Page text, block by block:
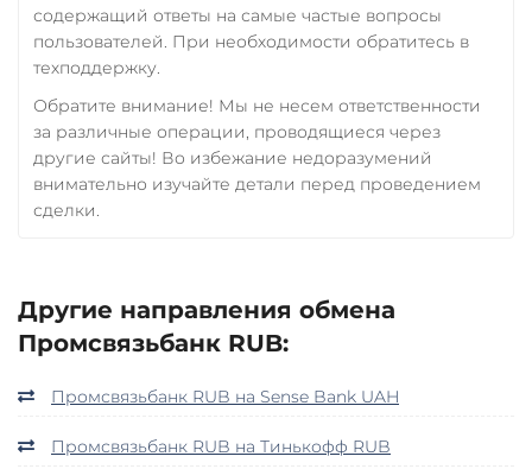
содержащий ответы на самые частые вопросы
пользователей. При необходимости обратитесь в
техподдержку.
Обратите внимание! Мы не несем ответственности
за различные операции, проводящиеся через
другие сайты! Во избежание недоразумений
внимательно изучайте детали перед проведением
сделки.
Другие направления обмена
Промсвязьбанк RUB:
Промсвязьбанк RUB на Sense Bank UAH
Промсвязьбанк RUB на Тинькофф RUB